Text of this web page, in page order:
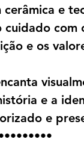
e
cuidado com
e os
e a
e